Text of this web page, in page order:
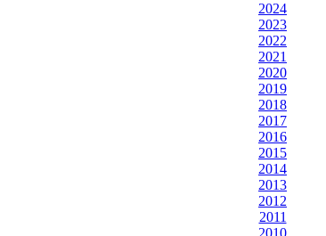
2024
2023
2022
2021
2020
2019
2018
2017
2016
2015
2014
2013
2012
2011
2010